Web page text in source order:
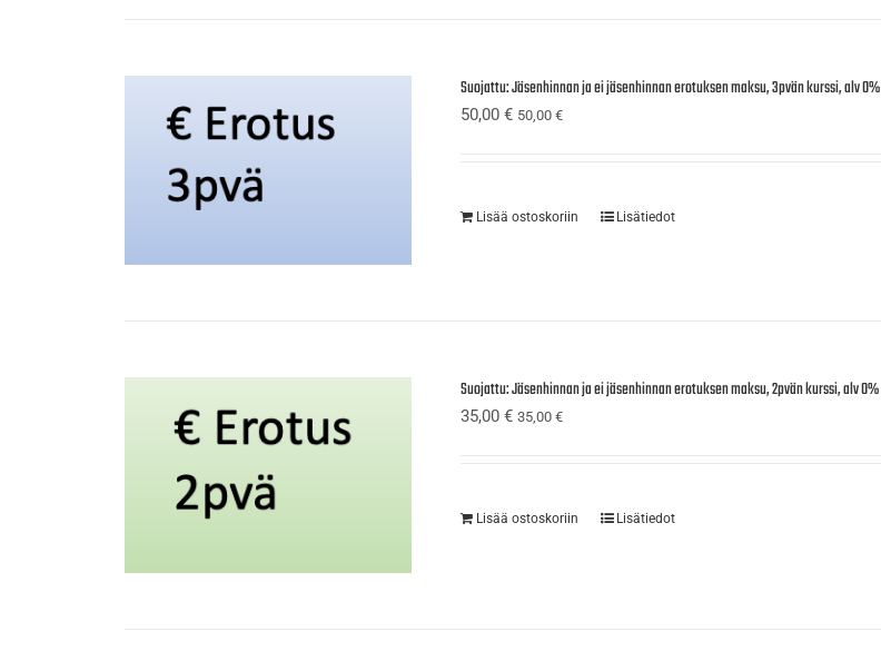
Suojattu: Jäsenhinnan ja ei jäsenhinnan erotuksen maksu, 3pvän kurssi, alv 0%
50,00€ 50,00€
Lisää ostoskoriin Lisätiedot
Suojattu: Jäsenhinnan ja ei jäsenhinnan erotuksen maksu, 2pvän kurssi, alv 0%
35,00€ 35,00€
Lisää ostoskoriin Lisätiedot